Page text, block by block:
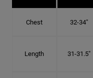
Chest 32-34"
Length 31-31.5"